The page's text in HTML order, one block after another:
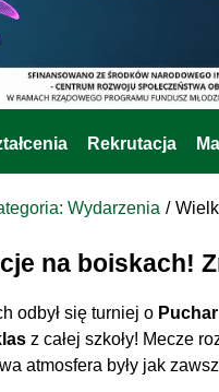
Rekrutacja
Wydarzenia
na boiskach!
odbył się turniej o
z całej szkoły! Mecze
atmosfera były jak